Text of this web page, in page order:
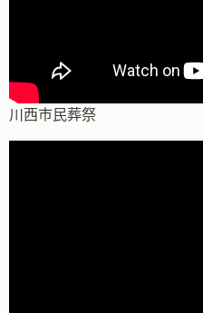
川西市民葬祭